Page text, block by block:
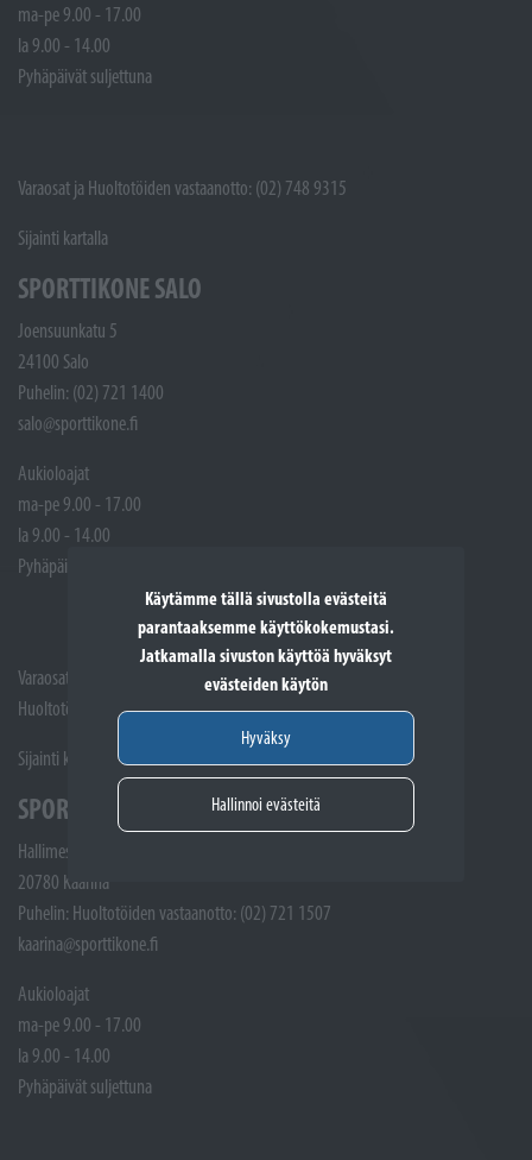
Käytämme tällä sivustolla evästeitä
parantaaksemme käyttökokemustasi.
Jatkamalla sivuston käyttöä hyväksyt
evästeiden käytön
Hyväksy
Hallinnoi evästeitä
ma-pe 9.00 - 17.00
la 9.00 - 14.00
Pyhäpäivät suljettuna
Varaosat ja Huoltotöiden vastaanotto: (02) 748 9315
Sijainti kartalla
SPORTTIKONE SALO
Joensuunkatu 5
24100 Salo
Puhelin: (02) 721 1400
salo@sporttikone.fi
Aukioloajat
ma-pe 9.00 - 17.00
la 9.00 - 14.00
Pyhäpäivät suljettuna
Varaosat: (02) 721 1407
Huoltotöiden vastaanotto: 02 7211405
Sijainti kartalla
SPORTTIKONE KAARINA
Hallimestarinkatu 4
20780 Kaarina
Puhelin: Huoltotöiden vastaanotto: (02) 721 1507
kaarina@sporttikone.fi
Aukioloajat
ma-pe 9.00 - 17.00
la 9.00 - 14.00
Pyhäpäivät suljettuna